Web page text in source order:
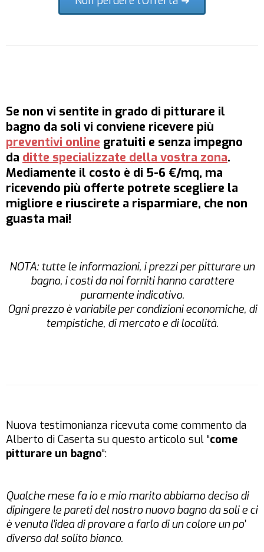
Se non vi sentite in grado di pitturare il
bagno da soli vi conviene ricevere più
preventivi online gratuiti e senza impegno
da ditte specializzate della vostra zona.
Mediamente il costo è di 5-6 €/mq, ma
ricevendo più offerte potrete scegliere la
migliore e riuscirete a risparmiare, che non
guasta mai!
NOTA: tutte le informazioni, i prezzi per pitturare un
bagno, i costi da noi forniti hanno carattere
puramente indicativo.
Ogni prezzo è variabile per condizioni economiche, di
tempistiche, di mercato e di località.
Nuova testimonianza ricevuta come commento da
Alberto di Caserta su questo articolo sul “come
pitturare un bagno“:
Qualche mese fa io e mio marito abbiamo deciso di
dipingere le pareti del nostro nuovo bagno da soli e ci
è venuta l’idea di provare a farlo di un colore un po’
diverso dal solito bianco.